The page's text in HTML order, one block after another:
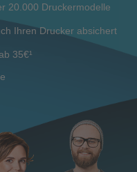
20.000 Druckermodelle
Ihren Drucker absichert
35€¹